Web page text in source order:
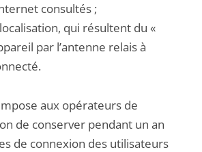
consultés ;
qui résultent du «
par l’antenne relais à
aux opérateurs de
de conserver pendant un an
de connexion des utilisateurs